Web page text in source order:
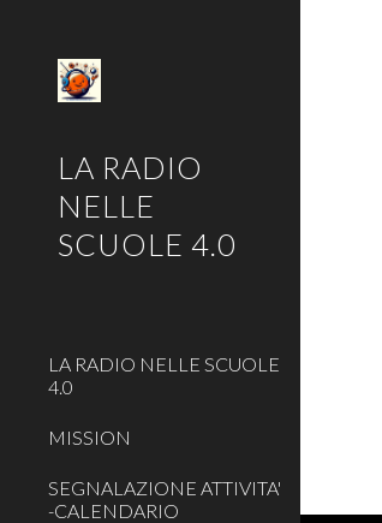
LA RADIO
NELLE
SCUOLE 4.0
LA RADIO NELLE SCUOLE
4.0
MISSION
SEGNALAZIONE ATTIVITA'
-CALENDARIO